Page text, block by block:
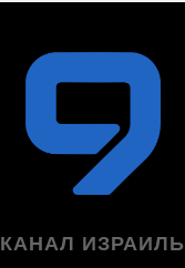
КАНАЛ ИЗРАИЛЬ